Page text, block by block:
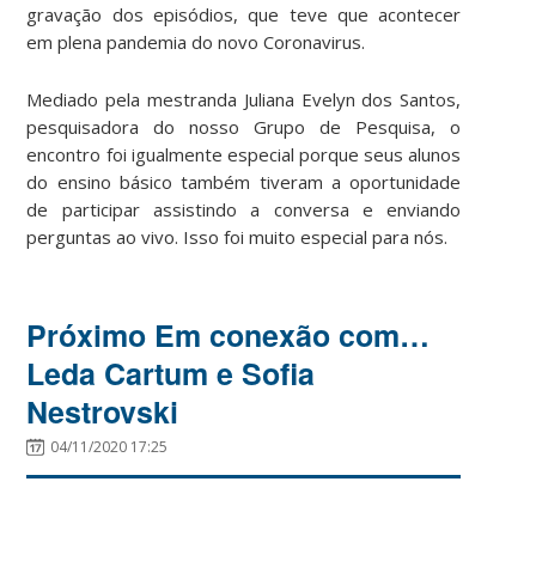
gravação dos episódios, que teve que acontecer
em plena pandemia do novo Coronavirus.
Mediado pela mestranda Juliana Evelyn dos Santos,
pesquisadora do nosso Grupo de Pesquisa, o
encontro foi igualmente especial porque seus alunos
do ensino básico também tiveram a oportunidade
de participar assistindo a conversa e enviando
perguntas ao vivo. Isso foi muito especial para nós.
Próximo Em conexão com…
Leda Cartum e Sofia
Nestrovski
04/11/2020 17:25